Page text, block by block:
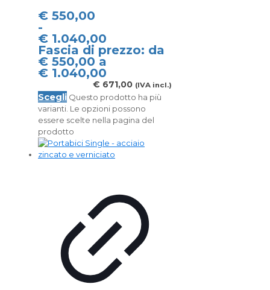
€ 550,00
-
€ 1.040,00
Fascia di prezzo: da
€ 550,00 a
€ 1.040,00
€ 671,00 (IVA incl.)
Scegli Questo prodotto ha più
varianti. Le opzioni possono
essere scelte nella pagina del
prodotto